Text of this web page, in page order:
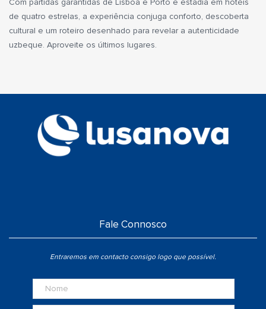
de quatro estrelas, a experiência conjuga conforto, descoberta
cultural e um roteiro desenhado para revelar a autenticidade
uzbeque. Aproveite os últimos lugares.
Fale Connosco
Entraremos em contacto consigo logo que possível.